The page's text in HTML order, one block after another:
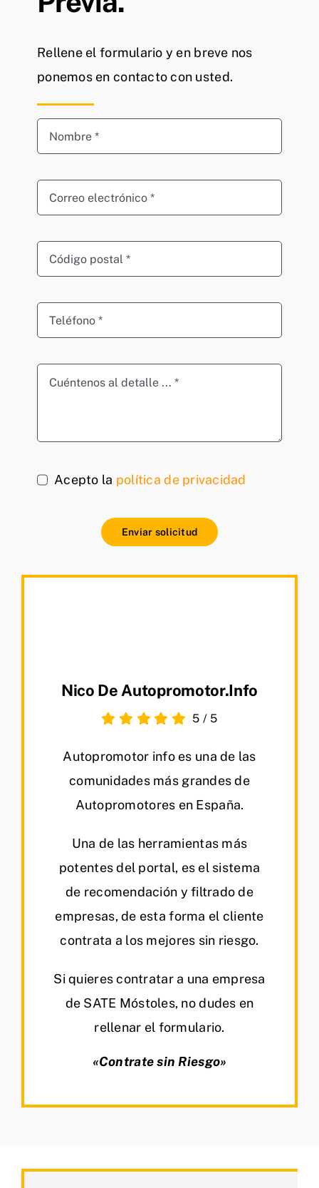
Rellene el formulario y en breve nos
ponemos en contacto con usted.
Acepto la política de privacidad
Enviar solicitud
Nico De Autopromotor.info
5 / 5
Autopromotor info es una de las
comunidades más grandes de
Autopromotores en España.
Una de las herramientas más
potentes del portal, es el sistema
de recomendación y filtrado de
empresas, de esta forma el cliente
contrata a los mejores sin riesgo.
Si quieres contratar a una empresa
de SATE Móstoles, no dudes en
rellenar el formulario.
«Contrate sin Riesgo»